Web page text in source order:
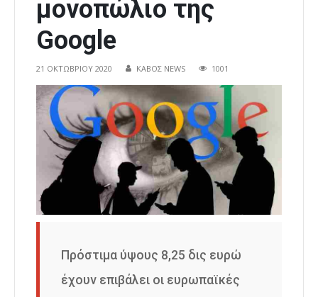
μονοπώλιο της
Google
21 ΟΚΤΩΒΡΊΟΥ 2020 ΚΑΒΟΣ NEWS 1001
Πρόστιμα ύψους 8,25 δις ευρώ
έχουν επιβάλει οι ευρωπαϊκές